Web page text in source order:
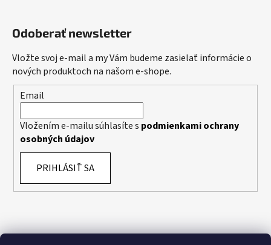
Odoberať newsletter
Vložte svoj e-mail a my Vám budeme zasielať informácie o
nových produktoch na našom e-shope.
Email
Vložením e-mailu súhlasíte s podmienkami ochrany
osobných údajov
PRIHLÁSIŤ SA